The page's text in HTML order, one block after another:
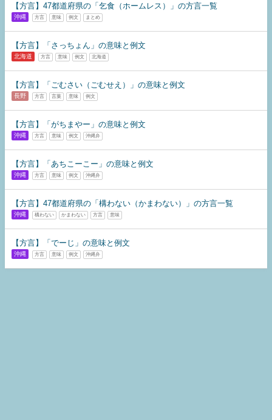
【方言】47都道府県の「乞食（ホームレス）」の方言一覧
沖縄 方言 意味 例文 まとめ
【方言】「さっちょん」の意味と例文
北海道 方言 意味 例文 北海道
【方言】「ごむさい（ごむせえ）」の意味と例文
長野 方言 言葉 意味 例文
【方言】「がちまやー」の意味と例文
沖縄 方言 意味 例文 沖縄弁
【方言】「あちこーこー」の意味と例文
沖縄 方言 意味 例文 沖縄弁
【方言】47都道府県の「構わない（かまわない）」の方言一覧
沖縄 構わない かまわない 方言 意味
【方言】「でーじ」の意味と例文
沖縄 方言 意味 例文 沖縄弁